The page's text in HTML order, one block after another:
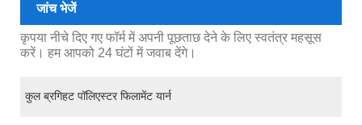
जांच भेजें
कृपया नीचे दिए गए फॉर्म में अपनी पूछताछ देने के लिए स्वतंत्र महसूस
करें। हम आपको 24 घंटों में जवाब देंगे।